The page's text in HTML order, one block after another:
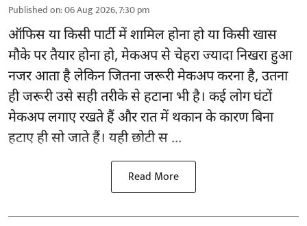
Published on:06 Aug 2026, 7:30 pm
ऑफिस या किसी पार्टी में शामिल होना हो या किसी खास
मौके पर तैयार होना हो, मेकअप सेचेहरा ज्यादा निखराहुआ
नजर आता है लेकिन जितना जरूरी मेकअप करना है, उतना
ही जरूरी उसे सही तरीके से हटाना भी है। कई लोग घंटों
मेकअप लगाए रखते हैं और रात में थकान के कारण बिना
हटाए ही सो जाते हैं। यही छोटी स ...
Read More